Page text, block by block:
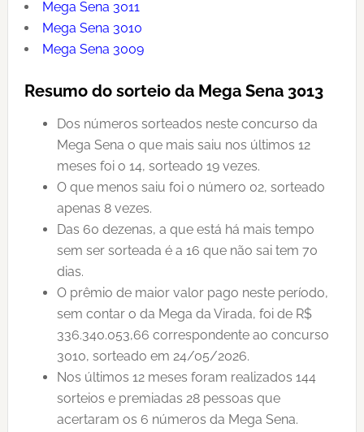
Mega Sena 3011
Mega Sena 3010
Mega Sena 3009
Resumo do sorteio da Mega Sena 3013
Dos números sorteados neste concurso da
Mega Sena o que mais saiu nos últimos 12
meses foi o 14, sorteado 19 vezes.
O que menos saiu foi o número 02, sorteado
apenas 8 vezes.
Das 60 dezenas, a que está há mais tempo
sem ser sorteada é a 16 que não sai tem 70
dias.
O prêmio de maior valor pago neste período,
sem contar o da Mega da Virada, foi de R$
336.340.053,66 correspondente ao concurso
3010, sorteado em 24/05/2026.
Nos últimos 12 meses foram realizados 144
sorteios e premiadas 28 pessoas que
acertaram os 6 números da Mega Sena.